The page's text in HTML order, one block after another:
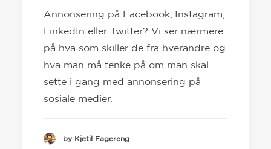
Annonsering på Facebook, Instagram,
LinkedIn eller Twitter? Vi ser nærmere
på hva som skiller de fra hverandre og
hva man må tenke på om man skal
sette i gang med annonsering på
sosiale medier.
by Kjetil Fagereng